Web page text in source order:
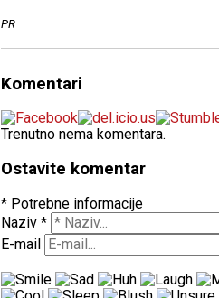
PR
Komentari
Trenutno nema komentara.
Ostavite komentar
* Potrebne informacije
Naziv *
E-mail